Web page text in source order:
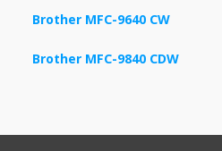
Brother MFC-9640 CW
Brother MFC-9840 CDW